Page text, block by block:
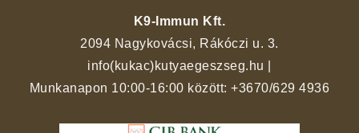
K9-Immun Kft.
2094 Nagykovácsi, Rákóczi u. 3.
info(kukac)kutyaegeszseg.hu
Munkanapon 10:00-16:00 között:+3670/629 4936